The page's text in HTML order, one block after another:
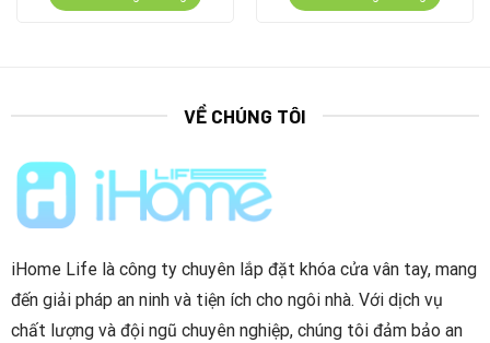
Kaadas 6001 cho phép người dùng mở khóa bằng
nhận diện vân tay FPC Thụy Điển bảo mật cao. Công
nghệ hàng đầu thế giới về công nghệ sinh trắc học.
Nhận diện vân tay dựa trên cảm ứng điện dung, nhiệt
độ, áp suất như được áp dụng trên điện thoại thông
ngừa hoàn toàn vân tay giả.
VỀ CHÚNG TÔI
iHome Life là công ty chuyên lắp đặt khóa cửa vân tay, mang
đến giải pháp an ninh và tiện ích cho ngôi nhà. Với dịch vụ
chất lượng và đội ngũ chuyên nghiệp, chúng tôi đảm bảo an